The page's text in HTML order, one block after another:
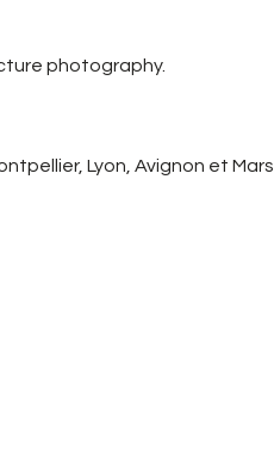
photography.
Lyon, Avignon et